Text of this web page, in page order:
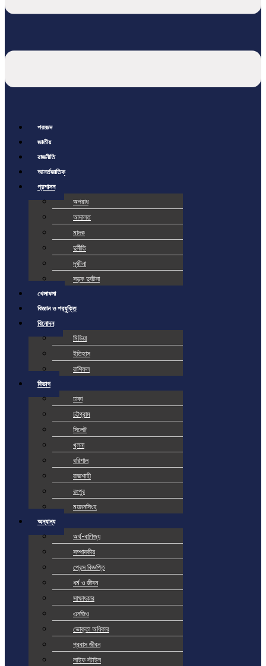
প্রচ্ছদ
জাতীয়
রাজনীতি
আর্ন্তজাতিক
প্রশাসন
অপরাধ
আদালত
মাদক
দুর্নীতি
দূর্ঘটনা
সড়ক দুর্ঘটনা
খেলাধুলা
বিজ্ঞান ও প্রযুক্তি
বিনোদন
মিডিয়া
ইতিহাস
রাশিফল
বিভাগ
ঢাকা
চট্টগ্রাম
সিলেট
খুলনা
বরিশাল
রাজশাহী
রংপুর
ময়মনসিংহ
অন্যান্য
অর্থ-বাণিজ্য
সম্পাদকীয়
প্রেস বিজ্ঞপ্তি
ধর্ম ও জীবন
সাক্ষাৎকার
এনজিও
ভোক্তা অধিকার
প্রবাস জীবন
লাইফ স্টাইল